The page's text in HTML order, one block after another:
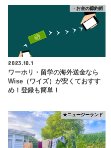
・お金の節約術
2023.10.1
ワーホリ・留学の海外送金なら
Wise（ワイズ）が安くておすす
め！登録も簡単！
★ニュージーランド